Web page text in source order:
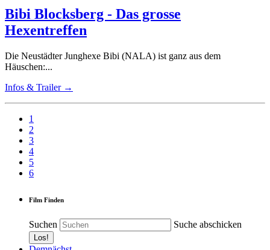
Bibi Blocksberg - Das grosse
Hexentreffen
Die Neustädter Junghexe Bibi (NALA) ist ganz aus dem
Häuschen:...
Infos & Trailer →
1
2
3
4
5
6
Film Finden
Suchen Suche abschicken